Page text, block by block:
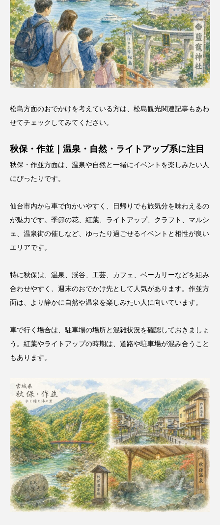
松島方面のおでかけを考えている方は、 松島観光関連記事もあわ
せてチェックしてみてください。
秋保・作並｜温泉・自然・ライトアップ系に注目
秋保・作並方面は、温泉や自然と一緒にイベントを楽しみたい人
にぴったりです。
仙台市内から車で向かいやすく、日帰りでも旅気分を味わえるの
が魅力です。季節の花、紅葉、ライトアップ、クラフト、マルシ
ェ、温泉街の催しなど、ゆったり過ごせるイベントと相性が良い
エリアです。
特に秋保は、温泉、渓谷、工芸、カフェ、ベーカリーなどを組み
合わせやすく、週末のおでかけ先として人気があります。作並方
面は、より静かに自然や温泉を楽しみたい人に向いています。
車で行く場合は、駐車場の場所と混雑状況を確認しておきましょ
う。紅葉やライトアップの時期は、道路や駐車場が混み合うこと
もあります。